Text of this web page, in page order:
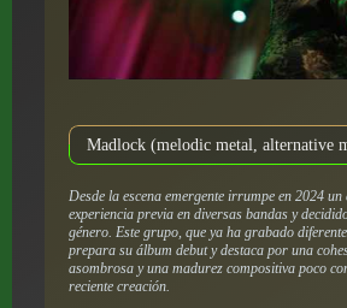
Madlock (melodic metal, alternative
Desde la escena emergente irrumpe en 2024
experiencia previa en diversas bandas y
género. Este grupo, que ya ha grabado
prepara su álbum debut y destaca por una
asombrosa y una madurez compositiva poco
reciente creación.